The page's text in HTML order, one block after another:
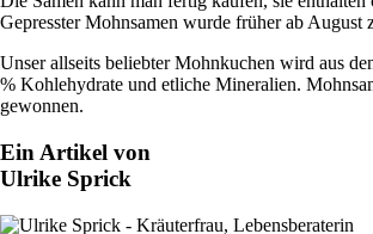
Gepresster Mohnsamen wurde früher ab August
Unser allseits beliebter Mohnkuchen wird aus
% Kohlehydrate und etliche Mineralien.
gewonnen.
Ein Artikel von
Ulrike Sprick